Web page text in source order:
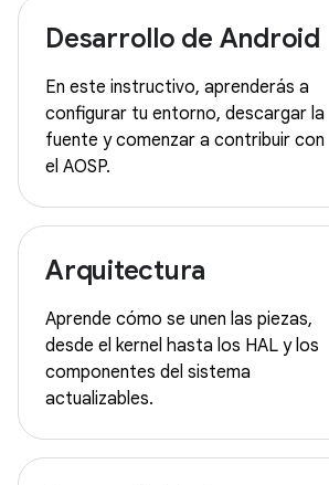
Desarrollo de Android
En este instructivo, aprenderás a
configurar tu entorno, descargar la
fuente y comenzar a contribuir con
el AOSP.
Arquitectura
Aprende cómo se unen las piezas,
desde el kernel hasta los HAL y los
componentes del sistema
actualizables.